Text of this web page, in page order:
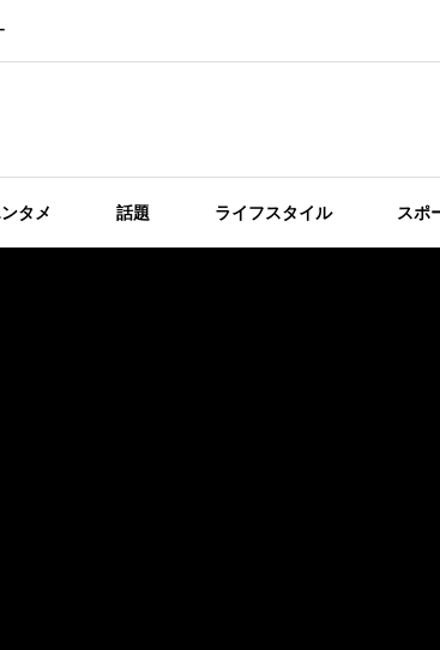
タメ 話題 ライフスタイル スポ